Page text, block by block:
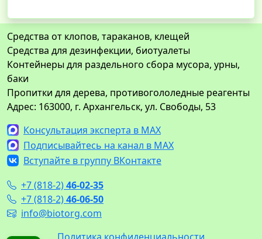
Средства от клопов, тараканов, клещей
Средства для дезинфекции, биотуалеты
Контейнеры для раздельного сбора мусора, урны,
баки
Пропитки для дерева, противогололедные реагенты
Адрес: 163000, г. Архангельск, ул. Свободы, 53
Консультация эксперта в MAX
Подписывайтесь на канал в MAX
Вступайте в группу ВКонтакте
+7 (818-2)46-02-35
+7 (818-2)46-06-50
info@biotorg.com
Политика конфиденциальности